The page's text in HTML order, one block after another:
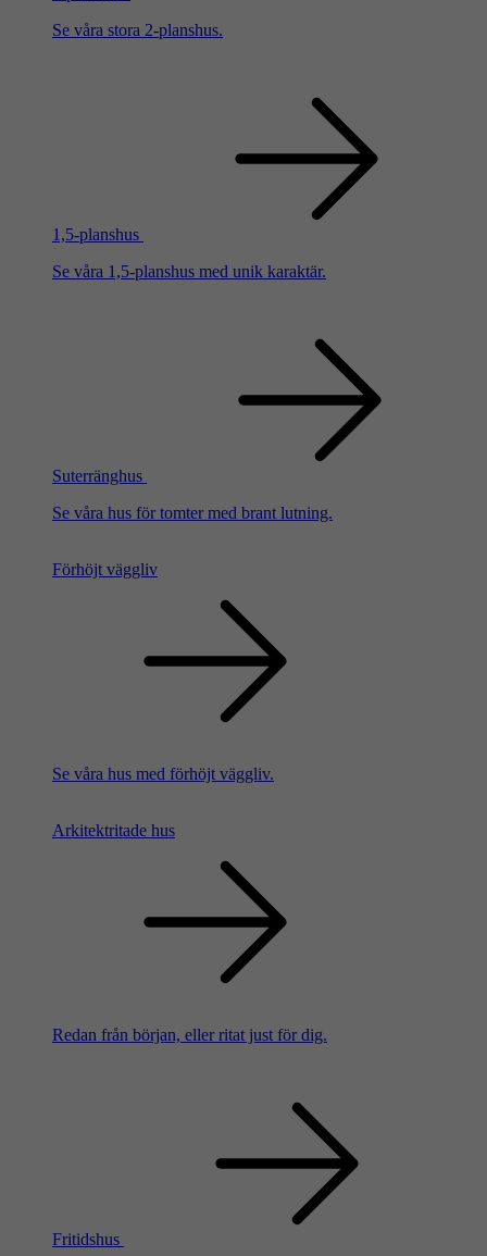
Se våra stora 2-planshus.
1,5-planshus
Se våra 1,5-planshus med unik karaktär.
Suterränghus
Se våra hus för tomter med brant lutning.
Förhöjt väggliv
Se våra hus med förhöjt väggliv.
Arkitektritade hus
Redan från början, eller ritat just för dig.
Fritidshus